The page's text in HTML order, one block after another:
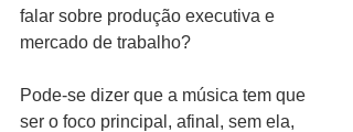
falar sobre produção executiva e
mercado de trabalho?
Pode-se dizer que a música tem que
ser o foco principal, afinal, sem ela,